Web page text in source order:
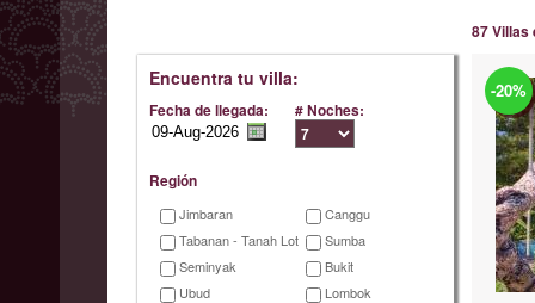
Encuentra tu villa:
Fecha de llegada: # Noches:
Región
Jimbaran
Canggu
Tabanan - Tanah Lot
Sumba
Seminyak
Bukit
Ubud
Lombok
87 Villas
-20%